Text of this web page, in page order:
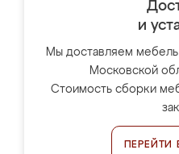
и
Мы доставляем
Московской
Стоимость сборки
ПЕРЕЙТИ